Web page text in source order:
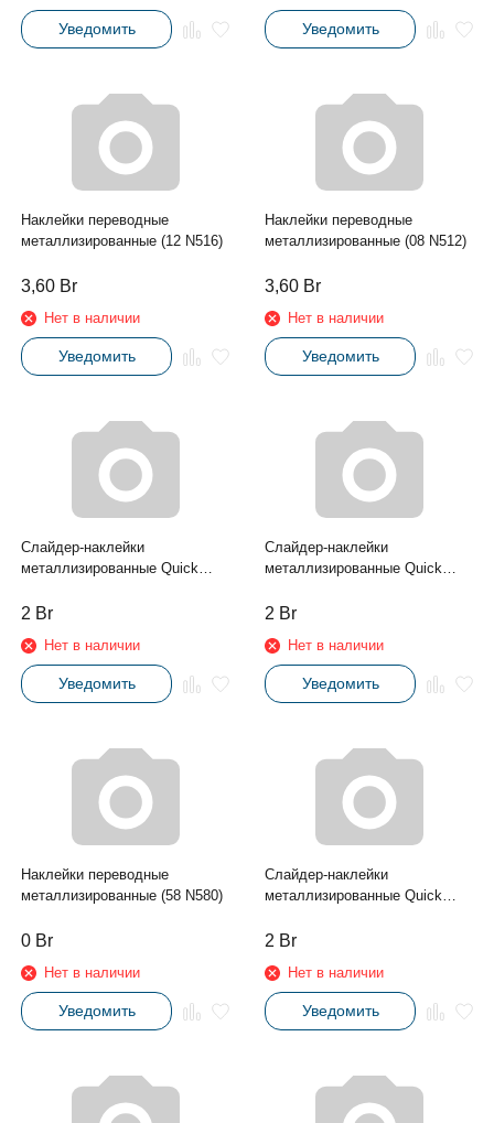
Уведомить Уведомить
Наклейки переводные
металлизированные (12 N516)
3,60 Br
Нет в наличии
Уведомить
Наклейки переводные
металлизированные (08 N512)
3,60 Br
Нет в наличии
Уведомить
Слайдер-наклейки
металлизированные Quick
голографическое)
2 Br
Нет в наличии
Уведомить
Слайдер-наклейки
металлизированные Quick
2 Br
Нет в наличии
Уведомить
Наклейки переводные
металлизированные (58 N580)
0 Br
Нет в наличии
Уведомить
Слайдер-наклейки
металлизированные Quick
2 Br
Нет в наличии
Уведомить